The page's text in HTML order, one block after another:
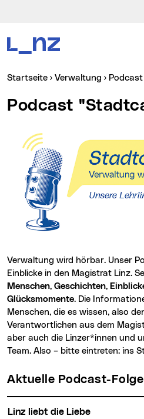
Sie sind hier:
Startseite Verwaltung Podcast
Podcast
Verwaltung wird hörbar. Unser Podcast liefert persönliche
Einblicke in den Magistrat Linz.
Menschen, Geschichten,
Glücksmomente. Die
Menschen, die es wissen, also
Verantwortlichen aus dem
aber auch die Linzer*innen und
Team. Also – bitte eintreten: ins
Aktuelle Podcast-
Linz liebt die Liebe